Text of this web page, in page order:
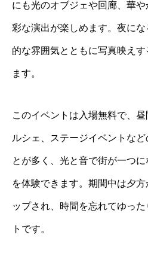
にも光のオブジェや回廊、華
彩な演出が楽しめます。夜に
的な雰囲気とともに写真映え
ます。
このイベントは入場無料で、
ルシェ、ステージイベントな
とが多く、光と音で街が一つ
を体験できます。期間中は夕
ップされ、時間を忘れてゆっ
トです。